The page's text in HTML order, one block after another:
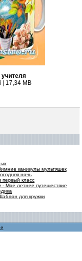
| 17,34 MB
каникулы мультяшек
ночь
класс
- Моё летнее путешествие
для кружки